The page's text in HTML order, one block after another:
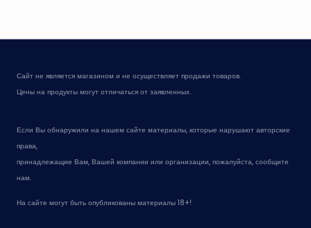
Сайт не является магазином и не осуществляет продажи товаров.
Цены на продукты могут отличаться от заявленных.
Если Вы обнаружили на нашем сайте материалы, которые нарушают авторские
права,
принадлежащие Вам, Вашей компании или организации, пожалуйста, сообщите
нам.
На сайте могут быть опубликованы материалы 18+!